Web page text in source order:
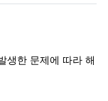
생한 문제에 따라 해